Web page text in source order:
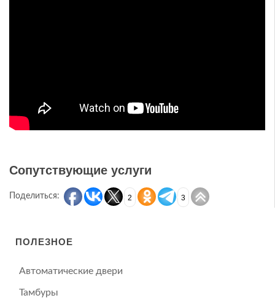
Сопутствующие услуги
Поделиться: 2 3
ПОЛЕЗНОЕ
Автоматические двери
Тамбуры